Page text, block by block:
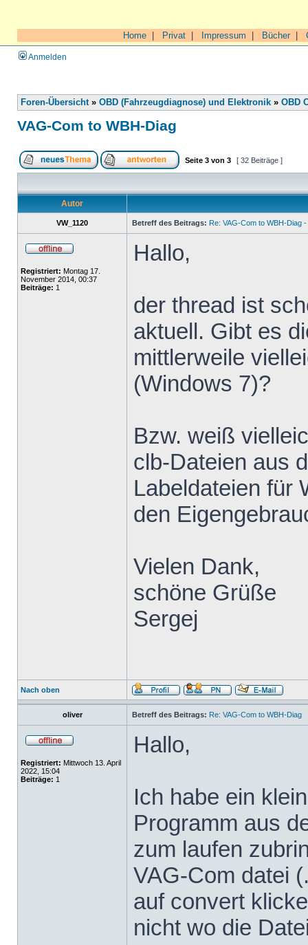
Home Privat Impressum Bücher|
Anmelden
Foren-Übersicht» OBD (Fahrzeugdiagnose) und Elektronik » OBD
VAG-Com to WBH-Diag
Seite 3 von 3 [ 32 Beiträge ]
Autor
VW_1120 Betreff des Beitrags: Re: VAG-Com to WBH-Diag
Registriert: Montag 17.
November 2014, 00:37
Beiträge: 1
Hallo,
der thread ist
aktuell. Gibt es
mittlerweile
(Windows 7)?
Bzw. weiß
clb-Dateien aus
Labeldateien für
den
Vielen Dank,
schöne Grüße
Sergej
Nach oben
oliver Betreff des Beitrags: Re: VAG-Com to WBH-Diag
Registriert: Mittwoch 13. April
2022, 15:04
Beiträge: 1
Hallo,
Ich habe ein
Programm aus
zum laufen
VAG-Com datei
auf convert
nicht wo die